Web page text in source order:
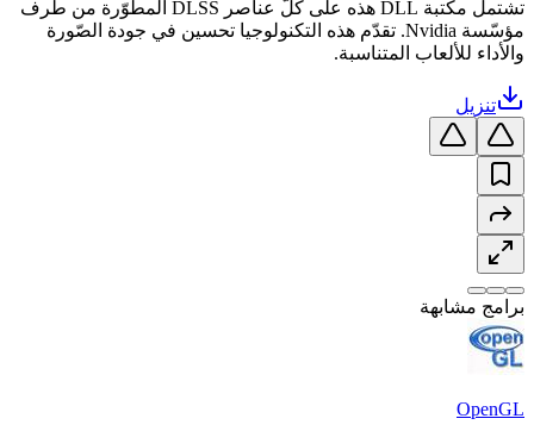
تشتمل مكتبة DLL هذه على كلّ عناصر DLSS المطوّرة من طرف
مؤسّسة Nvidia. تقدّم هذه التكنولوجيا تحسين في جودة الصّورة
والأداء للألعاب المتناسبة.
تنزيل
برامج مشابهة
OpenGL